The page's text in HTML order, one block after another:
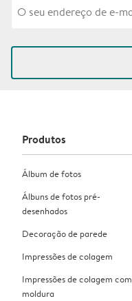
Produtos
Álbum de fotos
Álbuns de fotos pré-
desenhados
Decoração de parede
Impressões de colagem
Impressões de colagem com
moldura